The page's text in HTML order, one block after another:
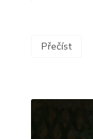
Přečíst